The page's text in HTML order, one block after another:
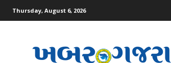
Thursday, August 6, 2026